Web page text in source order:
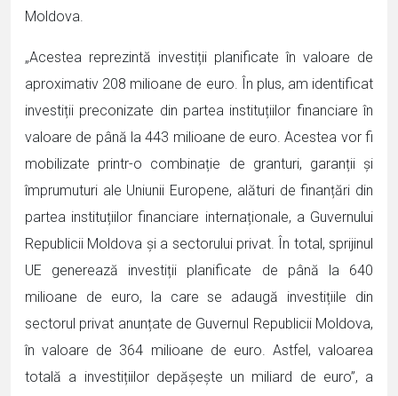
Moldova.
„Acestea reprezintă investiții planificate în valoare de
aproximativ 208 milioane de euro. În plus, am identificat
investiții preconizate din partea instituțiilor financiare în
valoare de până la 443 milioane de euro. Acestea vor fi
mobilizate printr-o combinație de granturi, garanții și
împrumuturi ale Uniunii Europene, alături de finanțări din
partea instituțiilor financiare internaționale, a Guvernului
Republicii Moldova și a sectorului privat. În total, sprijinul
UE generează investiții planificate de până la 640
milioane de euro, la care se adaugă investițiile din
sectorul privat anunțate de Guvernul Republicii Moldova,
în valoare de 364 milioane de euro. Astfel, valoarea
totală a investițiilor depășește un miliard de euro”, a